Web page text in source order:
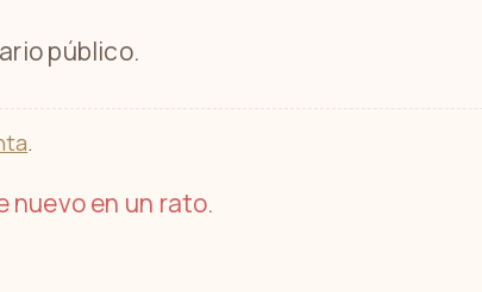
público.
.
nuevo en un rato.